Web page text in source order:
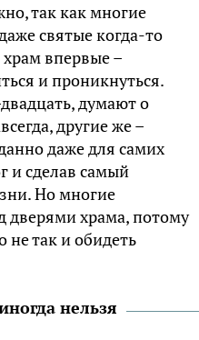
так как многие
святые когда-то
впервые –
и проникнуться.
думают о
другие же –
даже для самих
и сделав самый
Но многие
дверями храма, потому
не так и обидеть
нельзя